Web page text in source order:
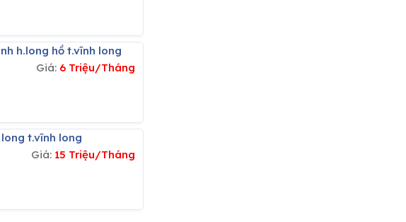
h.long hồ t.vĩnh long
Giá: 6 Triệu/Tháng
t.vĩnh long
Giá: 15 Triệu/Tháng